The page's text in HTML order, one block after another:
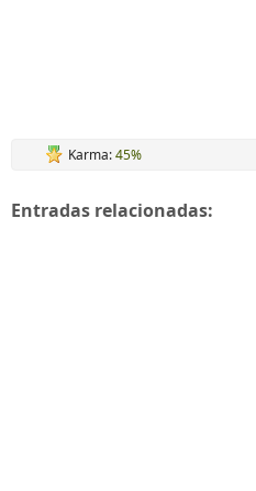
Karma:45%
Entradas relacionadas: